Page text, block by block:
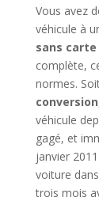
Vous avez
véhicule à
sans
complète,
normes.
conversion
véhicule
gagé, et
janvier
voiture
trois mois